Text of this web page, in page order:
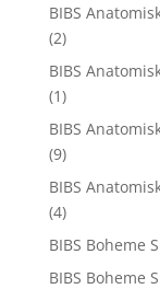
BIBS
(2)
BIBS
(1)
BIBS
(9)
BIBS
(4)
BIBS Boheme
BIBS Boheme